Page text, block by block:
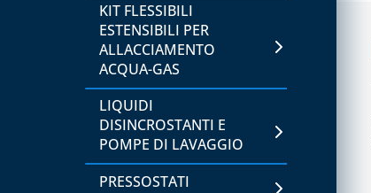
CANALINA VENERE E
ACCESSORI
CANALINE EVA, SONIA E
ACCESSORI
CAPITOLO 13
ACCESSORI PER SCARICO
KIT FLESSIBILI
ESTENSIBILI PER
ALLACCIAMENTO
ACQUA-GAS
LIQUIDI
DISINCROSTANTI E
POMPE DI LAVAGGIO
PRESSOSTATI